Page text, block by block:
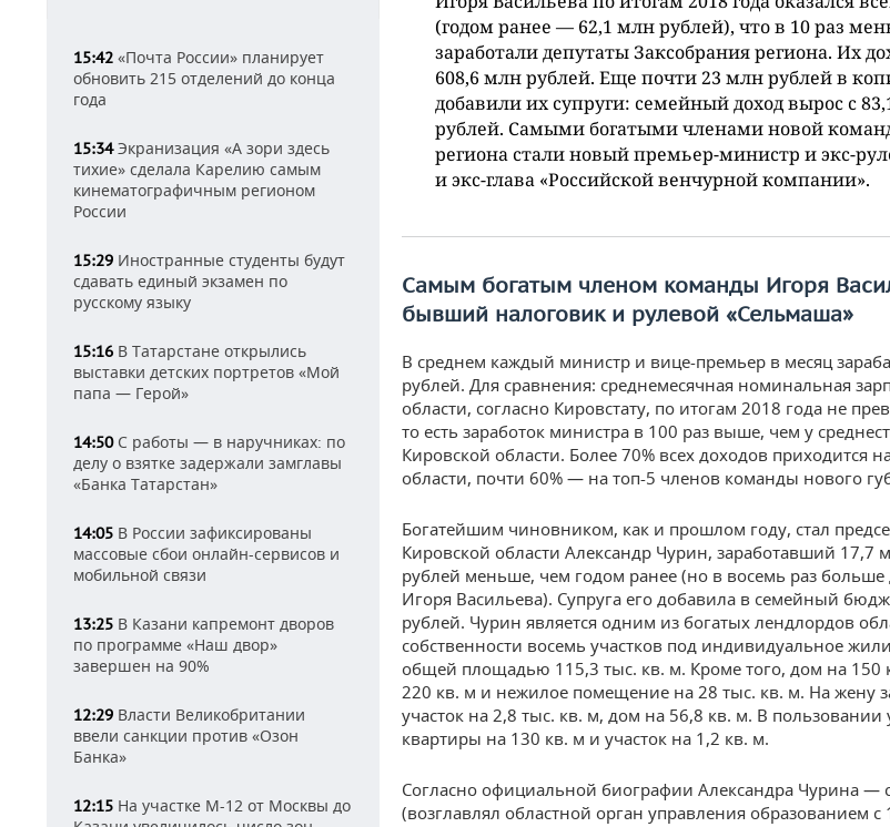
15:42 «Почта России» планирует
обновить 215 отделений до конца
года
15:34Экранизация «А зори здесь
тихие» сделала Карелию самым
кинематографичным регионом
России
15:29 Иностранные студенты будут
сдавать единый экзамен по
русскому языку
15:16 В Татарстане открылись
выставки детских портретов «Мой
папа — Герой»
14:50С работы — в наручниках: по
делу о взятке задержали замглавы
«Банка Татарстан»
14:05 В России зафиксированы
массовые сбои онлайн-сервисов и
мобильной связи
13:25 В Казани капремонт дворов
по программе «Наш двор»
завершен на 90%
12:29 Власти Великобритании
ввели санкции против «Озон
Банка»
12:15 На участке М-12 от Москвы до
(годом ранее — 62,1 млн рублей), что в 10 раз
заработали депутаты Заксобрания региона. Их
608,6 млн рублей. Еще почти 23 млн рублей в
добавили их супруги: семейный доход вырос с
рублей. Самыми богатыми членами новой
региона стали новый премьер-министр и экс-
и экс-глава «Российской венчурной компании».
Самым богатым членом команды Игоря
бывший налоговик и рулевой «Сельмаша»
В среднем каждый министр и вице-премьер в месяц
рублей. Для сравнения: среднемесячная номинальная
области, согласно Кировстату, по итогам 2018 года не
то есть заработок министра в 100 раз выше, чем у
Кировской области. Более 70% всех доходов приходится
области, почти 60% — на топ-5 членов команды нового
Богатейшим чиновником, как и прошлом году, стал
Кировской области Александр Чурин, заработавший 17,7
рублей меньше, чем годом ранее (но в восемь раз больше
Игоря Васильева). Супруга его добавила в семейный
рублей. Чурин является одним из богатых лендлордов
собственности восемь участков под индивидуальное
общей площадью 115,3 тыс. кв. м. Кроме того, дом на 150
220 кв. м и нежилое помещение на 28 тыс. кв. м. На жену
участок на 2,8 тыс. кв. м, дом на 56,8 кв. м. В
квартиры на 130 кв. м и участок на 1,2 кв. м.
Согласно официальной биографии Александра Чурина —
(возглавлял областной орган управления образованием